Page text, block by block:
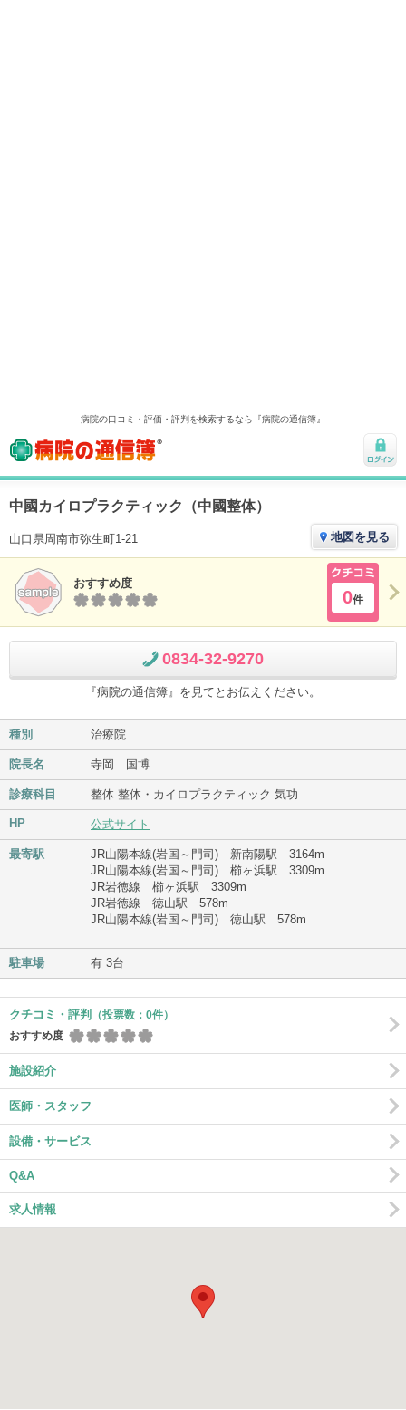
病院の口コミ・評価・評判を検索するなら『病院の通信簿』
病院の通信簿
ログ
中國カイロプラクティック（中國整体）
山口県周南市弥生町1-21 地図を見る
おすすめ度
クチコ
ミ
0件
0834-32-9270
『病院の通信簿』を見てとお伝えください。
種別 治療院
院長名 寺岡 国博
診療科目 整体 整体・カイロプラクティック 気功
HP 公式サイト
最寄駅
JR山陽本線(岩国～門司) 新南陽駅 3164m
JR山陽本線(岩国～門司) 櫛ヶ浜駅 3309m
JR岩徳線 櫛ヶ浜駅 3309m
JR岩徳線 徳山駅 578m
JR山陽本線(岩国～門司) 徳山駅 578m
駐車場 有 3台
クチコミ・評判 （投票数：0件）
おすすめ度
施設紹介
医師・スタッフ
設備・サービス
Q&A
求人情報